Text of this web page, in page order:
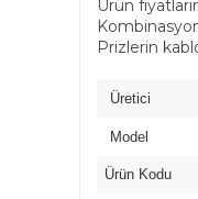
Ürün
Prizlerin
Üretici
Model
Ürün Kodu